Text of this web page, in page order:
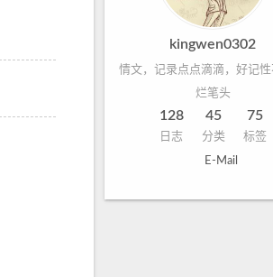
kingwen0302
情文，记录点点滴滴，好记
烂笔头
128
日志
45
分类
75
标签
E-Mail